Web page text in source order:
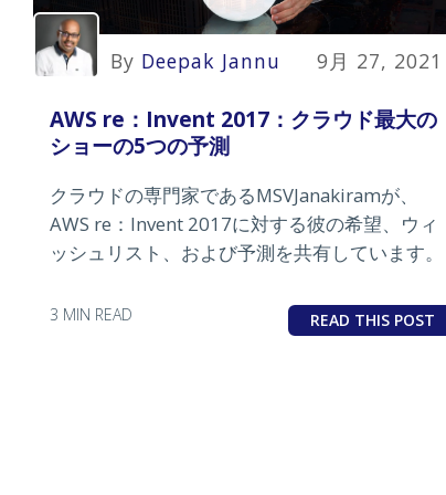
By Deepak Jannu 9月 27, 2021
AWS re：Invent 2017：クラウド最大の
ショーの5つの予測
クラウドの専門家であるMSVJanakiramが、
AWS re：Invent 2017に対する彼の希望、ウィ
ッシュリスト、および予測を共有しています。
3 MIN READ READ THIS POST